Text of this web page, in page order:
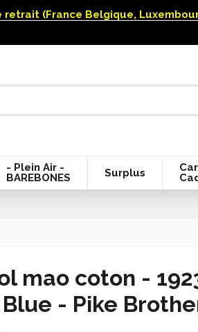
(France Belgique,
- Plein Air -
BAREBONES
Surplus
mao coton -
- Pike